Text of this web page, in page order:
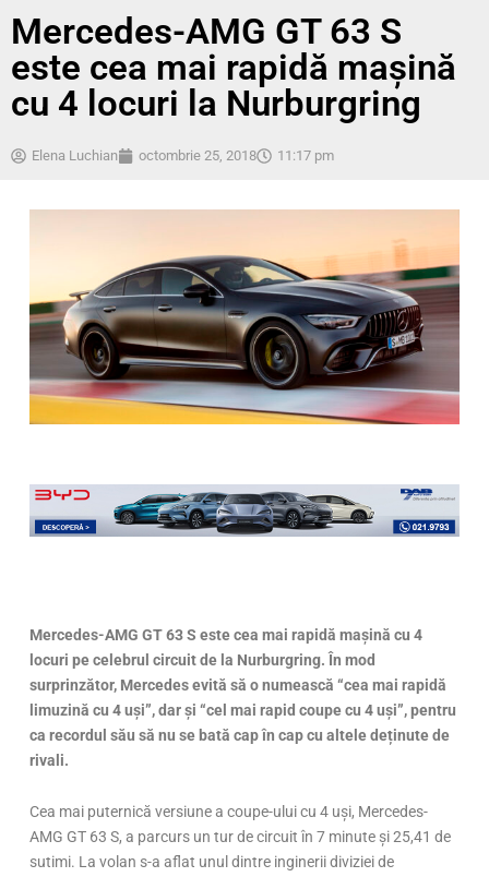
Mercedes-AMG GT 63 S
este cea mai rapidă mașină
cu 4 locuri la Nurburgring
Elena Luchian octombrie 25, 2018 11:17 pm
Mercedes-AMG GT 63 S este cea mai rapidă mașină cu 4
locuri pe celebrul circuit de la Nurburgring. În mod
surprinzător, Mercedes evită să o numească “cea mai rapidă
limuzină cu 4 uși”, darși “cel mai rapid coupe cu 4 uși”, pentru
ca recordul său să nu se bată cap în cap cu altele deținute de
rivali.
Cea mai puternică versiune a coupe-ului cu 4 uși, Mercedes-
AMG GT 63 S, a parcurs un tur de circuit în 7 minute și 25,41 de
sutimi. La volan s-a aflat unul dintre inginerii diviziei de